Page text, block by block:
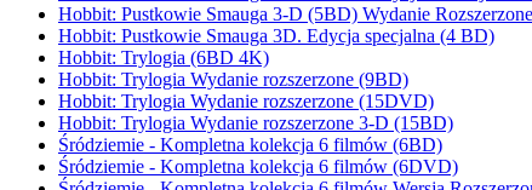
Hobbit: Pustkowie Smauga 3-D (5BD) Wydanie Rozszerzone
Hobbit: Pustkowie Smauga 3D. Edycja specjalna (4 BD)
Hobbit: Trylogia (6BD 4K)
Hobbit: Trylogia Wydanie rozszerzone (9BD)
Hobbit: Trylogia Wydanie rozszerzone (15DVD)
Hobbit: Trylogia Wydanie rozszerzone 3-D (15BD)
Śródziemie - Kompletna kolekcja 6 filmów (6BD)
Śródziemie - Kompletna kolekcja 6 filmów (6DVD)